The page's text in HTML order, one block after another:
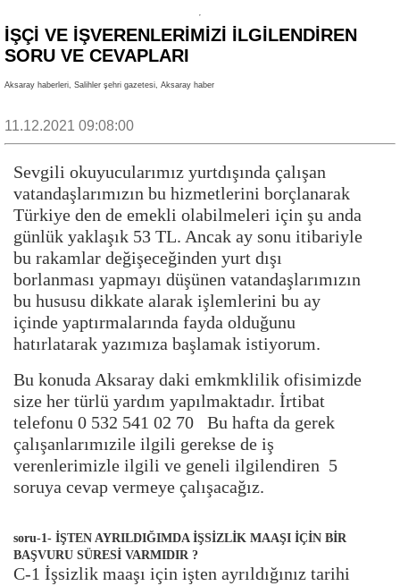
İŞÇİ VE İŞVERENLERİMİZİ İLGİLENDİREN
SORU VE CEVAPLARI
Aksaray haberleri, Salihler şehri gazetesi, Aksaray haber
11.12.2021 09:08:00
Sevgili okuyucularımız yurtdışında çalışan
vatandaşlarımızın bu hizmetlerini borçlanarak
Türkiye den de emekli olabilmeleri için şu anda
günlük yaklaşık 53 TL. Ancak ay sonu itibariyle
bu rakamlar değişeceğinden yurt dışı
borlanması yapmayı düşünen vatandaşlarımızın
bu hususu dikkate alarak işlemlerini bu ay
içinde yaptırmalarında fayda olduğunu
hatırlatarak yazımıza başlamak istiyorum.
Bu konuda Aksaray daki emkmklilik ofisimizde
size her türlü yardım yapılmaktadır. İrtibat
telefonu 0 532 541 02 70 Bu hafta da gerek
çalışanlarımızile ilgili gerekse de iş
verenlerimizle ilgili ve geneli ilgilendiren 5
soruya cevap vermeye çalışacağız.
soru-1- İŞTEN AYRILDIĞIMDA İŞSİZLİK MAAŞI İÇİN BİR
BAŞVURU SÜRESİ VARMIDIR ?
C-1 İşsizlik maaşı için işten ayrıldığınız tarihi